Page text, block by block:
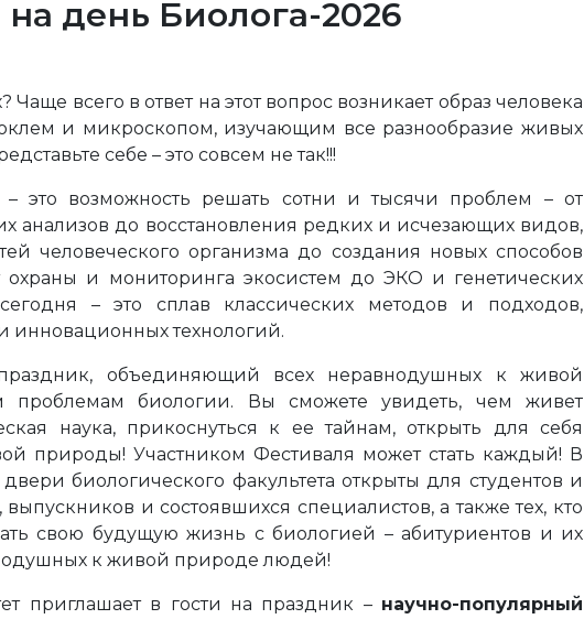
день Биолога-2026
Чаще всего в ответ на этот вопрос возникает образ человека
и микроскопом, изучающим все разнообразие живых
себе – это совсем не так!!!
это возможность решать сотни и тысячи проблем – от
анализов до восстановления редких и исчезающих видов,
человеческого организма до создания новых способов
охраны и мониторинга экосистем до ЭКО и генетических
– это сплав классических методов и подходов,
инновационных технологий.
объединяющий всех неравнодушных к живой
проблемам биологии. Вы сможете увидеть, чем живет
наука, прикоснуться к ее тайнам, открыть для себя
природы! Участником Фестиваля может стать каждый! В
биологического факультета открыты для студентов и
выпускников и состоявшихся специалистов, а также тех, кто
свою будущую жизнь с биологией – абитуриентов и их
к живой природе людей!
приглашает в гости на праздник – научно-популярный